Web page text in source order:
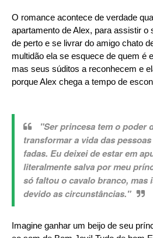
O romance acontece de verdade
apartamento de Alex, para assistir o
de perto e se livrar do amigo chato
multidão ela se esquece de quem é
mas seus súditos a reconhecem e
porque Alex chega a tempo de
"Ser princesa tem o poder
transformar a vida das
fadas. Eu deixei de estar em
literalmente salva por meu
só faltou o cavalo branco, mas
devido as circunstâncias."
Imagine ganhar um beijo de seu